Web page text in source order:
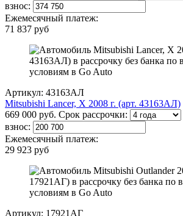
взнос:
Ежемесячный платеж:
71 837 руб
Артикул: 43163АЛ
Mitsubishi Lancer, X 2008 г. (арт. 43163АЛ)
669 000 руб. Срок рассрочки:
взнос:
Ежемесячный платеж:
29 923 руб
Артикул: 17921АГ